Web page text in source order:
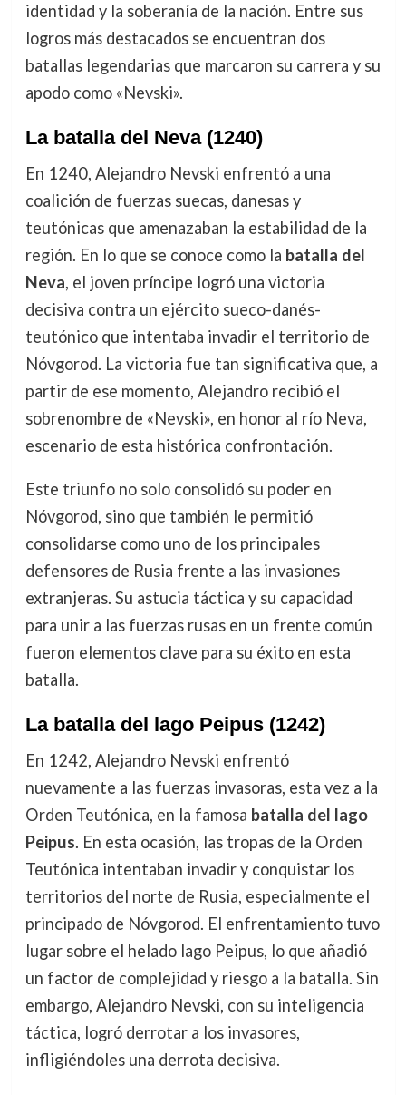
identidad y la soberanía de la nación. Entre sus
logros más destacados se encuentran dos
batallas legendarias que marcaron su carrera y su
apodo como «Nevski».
La batalla del Neva (1240)
En 1240, Alejandro Nevski enfrentó a una
coalición de fuerzas suecas, danesas y
teutónicas que amenazaban la estabilidad de la
región. En lo que se conoce como la batalla del
Neva, el joven príncipe logró una victoria
decisiva contra un ejército sueco-danés-
teutónico que intentaba invadir el territorio de
Nóvgorod. La victoria fue tan significativa que, a
partir de ese momento, Alejandro recibió el
sobrenombre de «Nevski», en honor al río Neva,
escenario de esta histórica confrontación.
Este triunfo no solo consolidó su poder en
Nóvgorod, sino que también le permitió
consolidarse como uno de los principales
defensores de Rusia frente a las invasiones
extranjeras. Su astucia táctica y su capacidad
para unir a las fuerzas rusas en un frente común
fueron elementos clave para su éxito en esta
batalla.
La batalla del lago Peipus (1242)
En 1242, Alejandro Nevski enfrentó
nuevamente a las fuerzas invasoras, esta vez a la
Orden Teutónica, en la famosa batalla del lago
Peipus. En esta ocasión, las tropas de la Orden
Teutónica intentaban invadir y conquistar los
territorios del norte de Rusia, especialmente el
principado de Nóvgorod. El enfrentamiento tuvo
lugar sobre el helado lago Peipus, lo que añadió
un factor de complejidad y riesgo a la batalla. Sin
embargo, Alejandro Nevski, con su inteligencia
táctica, logró derrotar a los invasores,
infligiéndoles una derrota decisiva.